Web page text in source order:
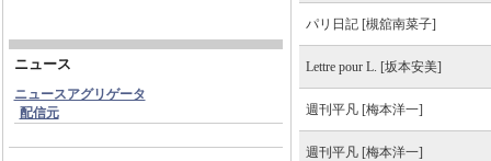
ニュース
ニュースアグリゲータ
配信元
パリ日記 [槻舘南菜子]
Lettre pour L. [坂本安美]
週刊平凡 [梅本洋一]
週刊平凡 [梅本洋一]